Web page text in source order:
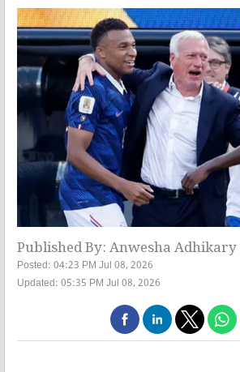
Published By: Anwesha Adhikary
Posted: 04:23 PM Jul 08, 2026
Updated: 05:35 PM Jul 08, 2026